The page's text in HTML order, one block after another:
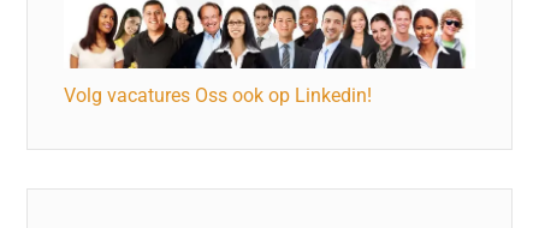
Volg vacatures Oss ook op Linkedin!